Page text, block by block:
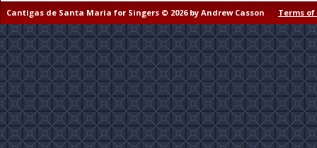
Cantigas de Santa Maria for Singers © 2026 by Andrew Casson Terms of